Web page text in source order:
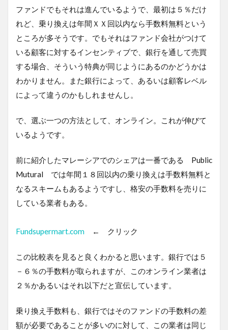
ファンドでもそれは進んでいるようで、最初は５％だけ
れど、乗り換えは年間ＸＸ回以内なら手数料無料という
ところが多そうです。でもそれはファンド会社がつけて
いる顧客に対するインセンティブで、銀行を通して売買
する場合、そういう特典が同じようにあるのかどうかは
わかりません。また銀行によって、あるいは顧客レベル
によって違うのかもしれませんし。
で、選ぶ一つの方法として、オンライン。これが伸びて
いるようです。
前に紹介したマレーシアでのシェアは一番である Public
Mutural では年間１８回以内の乗り換えは手数料無料と
なるスキームもあるようですし、格安の手数料を売りに
している業者もある。
Fundsupermart.com ← クリック
この比較表を見ると良くわかると思います。銀行では５
－６％の手数料が取られますが、このオンライン業者は
２％かあるいはそれ以下だと宣伝しています。
乗り換え手数料も、銀行ではそのファンドの手数料の差
額が必要であることが多いのに対して、この業者は同じ